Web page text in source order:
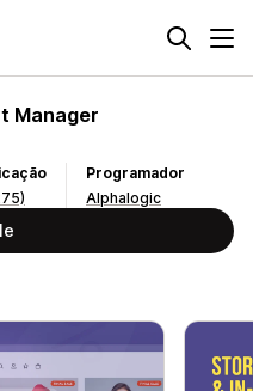
Manager
Programador
Alphalogic